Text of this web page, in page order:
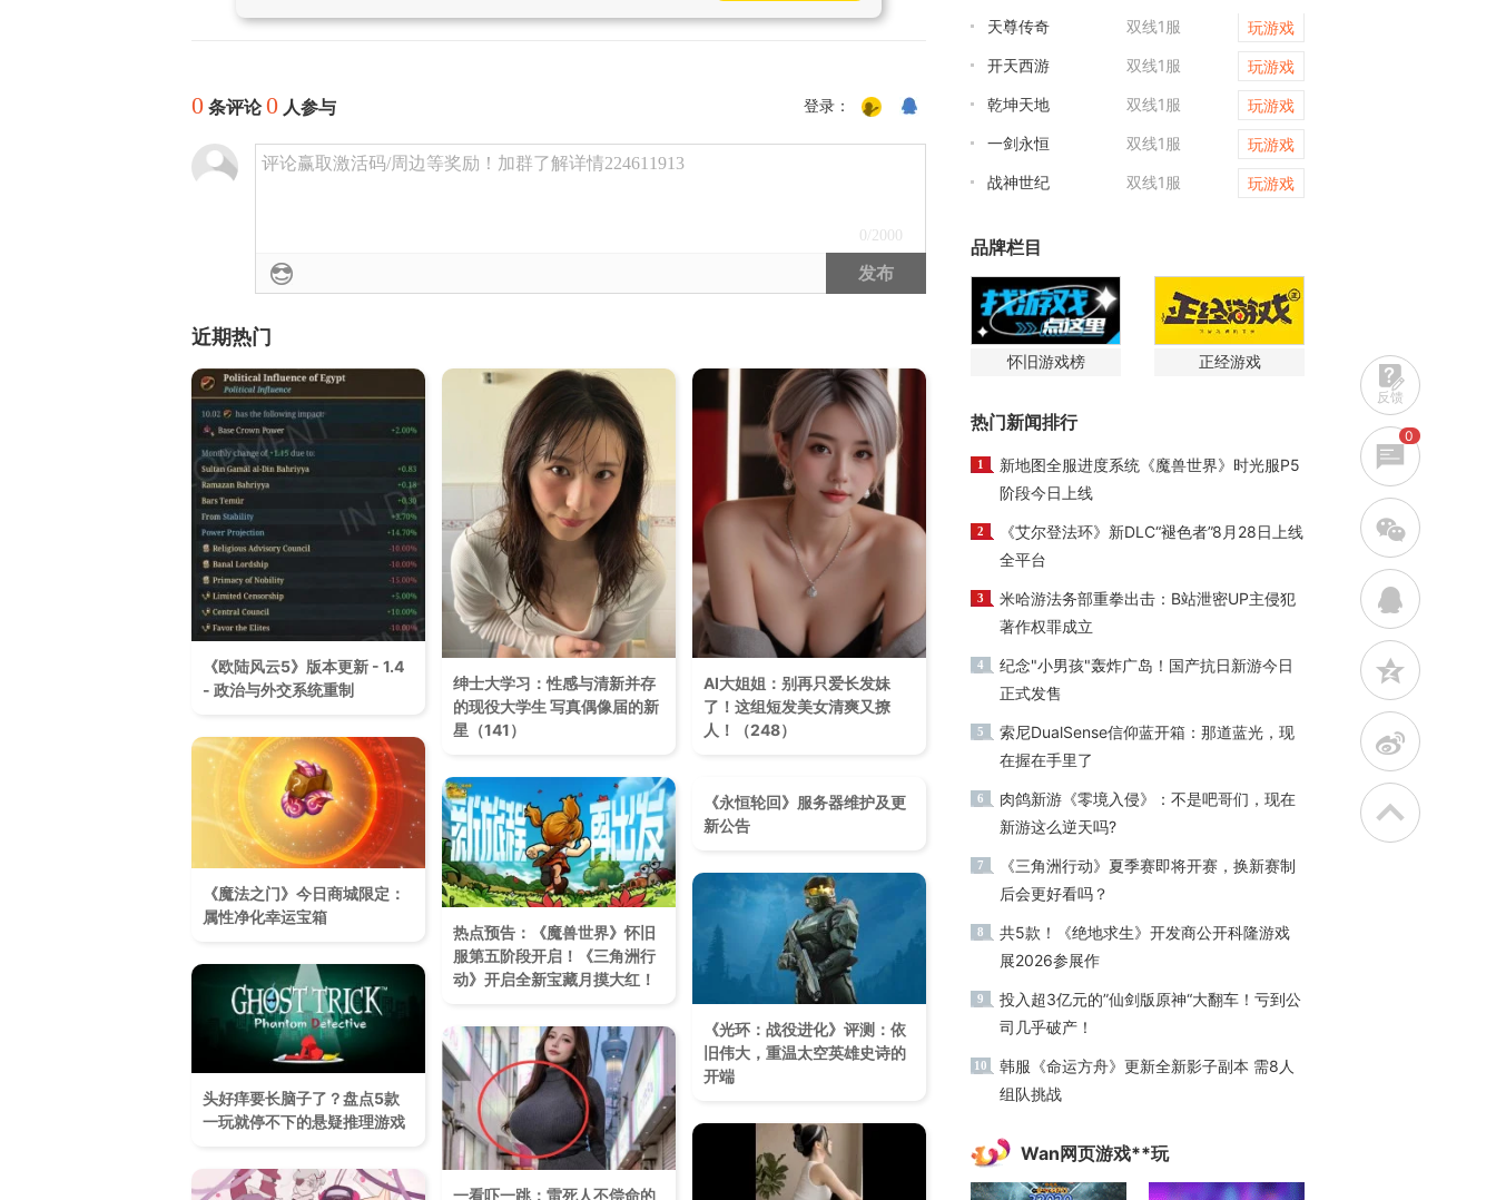
0 条评论0 人参与 登录：
评论赢取激活码/周边等奖励！加群了解详情224611913
0 /2000
发布
近期热门
《欧陆风云5》版本更新 - 1.4
- 政治与外交系统重制
绅士大学习：性感与清新并存
的现役大学生 写真偶像届的新
星（141）
AI大姐姐：别再只爱长发妹
了！这组短发美女清爽又撩
人！（248）
《魔法之门》今日商城限定：
属性净化幸运宝箱
热点预告：《魔兽世界》怀旧
服第五阶段开启！《三角洲行
动》开启全新宝藏月摸大红！
《永恒轮回》服务器维护及更
新公告
《光环：战役进化》评测：依
旧伟大，重温太空英雄史诗的
开端
头好痒要长脑子了？盘点5款
一玩就停不下的悬疑推理游戏
一看吓一跳：雷死人不偿命的
天尊传奇 双线1服
玩游戏
开天西游
双线1服
玩游戏
乾坤天地
双线1服
玩游戏
一剑永恒
双线1服
玩游戏
战神世纪
双线1服 玩游戏
品牌栏目
怀旧游戏榜 正经游戏
热门新闻排行
1
新地图全服进度系统《魔兽世界》时光服P5
阶段今日上线
2
《艾尔登法环》新DLC“褪色者”8月28日上线
全平台
3
米哈游法务部重拳出击：B站泄密UP主侵犯
著作权罪成立
4
纪念"小男孩"轰炸广岛！国产抗日新游今日
正式发售
5
索尼DualSense信仰蓝开箱：那道蓝光，现
在握在手里了
6
肉鸽新游《零境入侵》：不是吧哥们，现在
新游这么逆天吗?
7
《三角洲行动》夏季赛即将开赛，换新赛制
后会更好看吗？
8
共5款！《绝地求生》开发商公开科隆游戏
展2026参展作
9
投入超3亿元的”仙剑版原神“大翻车！亏到公
司几乎破产！
10
韩服《命运方舟》更新全新影子副本 需8人
组队挑战
Wan网页游戏**玩
反馈
0
w
q
z
t